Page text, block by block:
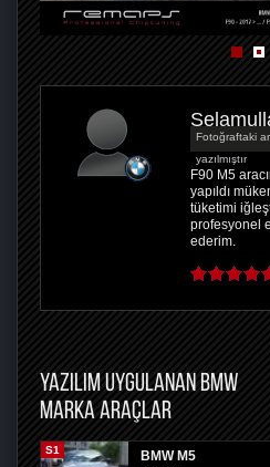
Fotoğraftaki
yazılmıştır
F90 M5
yapıldı
tüketimi
profesyonel
ederim.
YAZILIM UYGULANAN BMW
MARKA ARAÇLAR
S1 BMW M5